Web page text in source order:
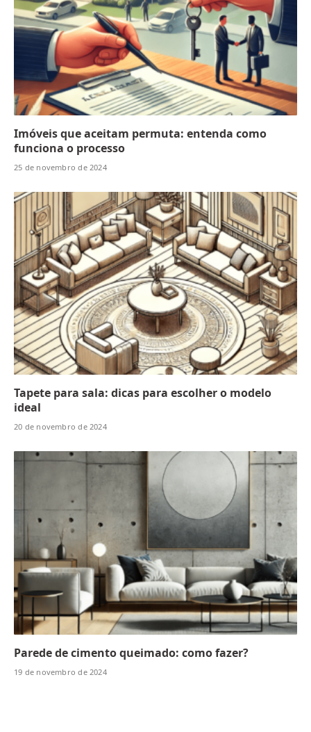
Imóveis que aceitam permuta: entenda como
funciona o processo
25 de novembro de 2024
Tapete para sala: dicas para escolher o modelo
ideal
20 de novembro de 2024
Parede de cimento queimado: como fazer?
19 de novembro de 2024